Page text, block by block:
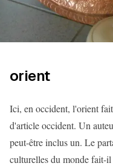
orient
Ici, en occident, l'orient
d'article occident. Un
peut-être inclus un. Le
culturelles du monde fait-